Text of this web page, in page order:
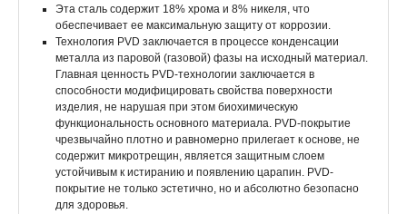
Эта сталь содержит 18% хрома и 8% никеля, что
обеспечивает ее максимальную защиту от коррозии.
Технология PVD заключается в процессе конденсации
металла из паровой (газовой) фазы на исходный материал.
Главная ценность PVD-технологии заключается в
способности модифицировать свойства поверхности
изделия, не нарушая при этом биохимическую
функциональность основного материала. PVD-покрытие
чрезвычайно плотно и равномерно прилегает к основе, не
содержит микротрещин, является защитным слоем
устойчивым к истиранию и появлению царапин. PVD-
покрытие не только эстетично, но и абсолютно безопасно
для здоровья.